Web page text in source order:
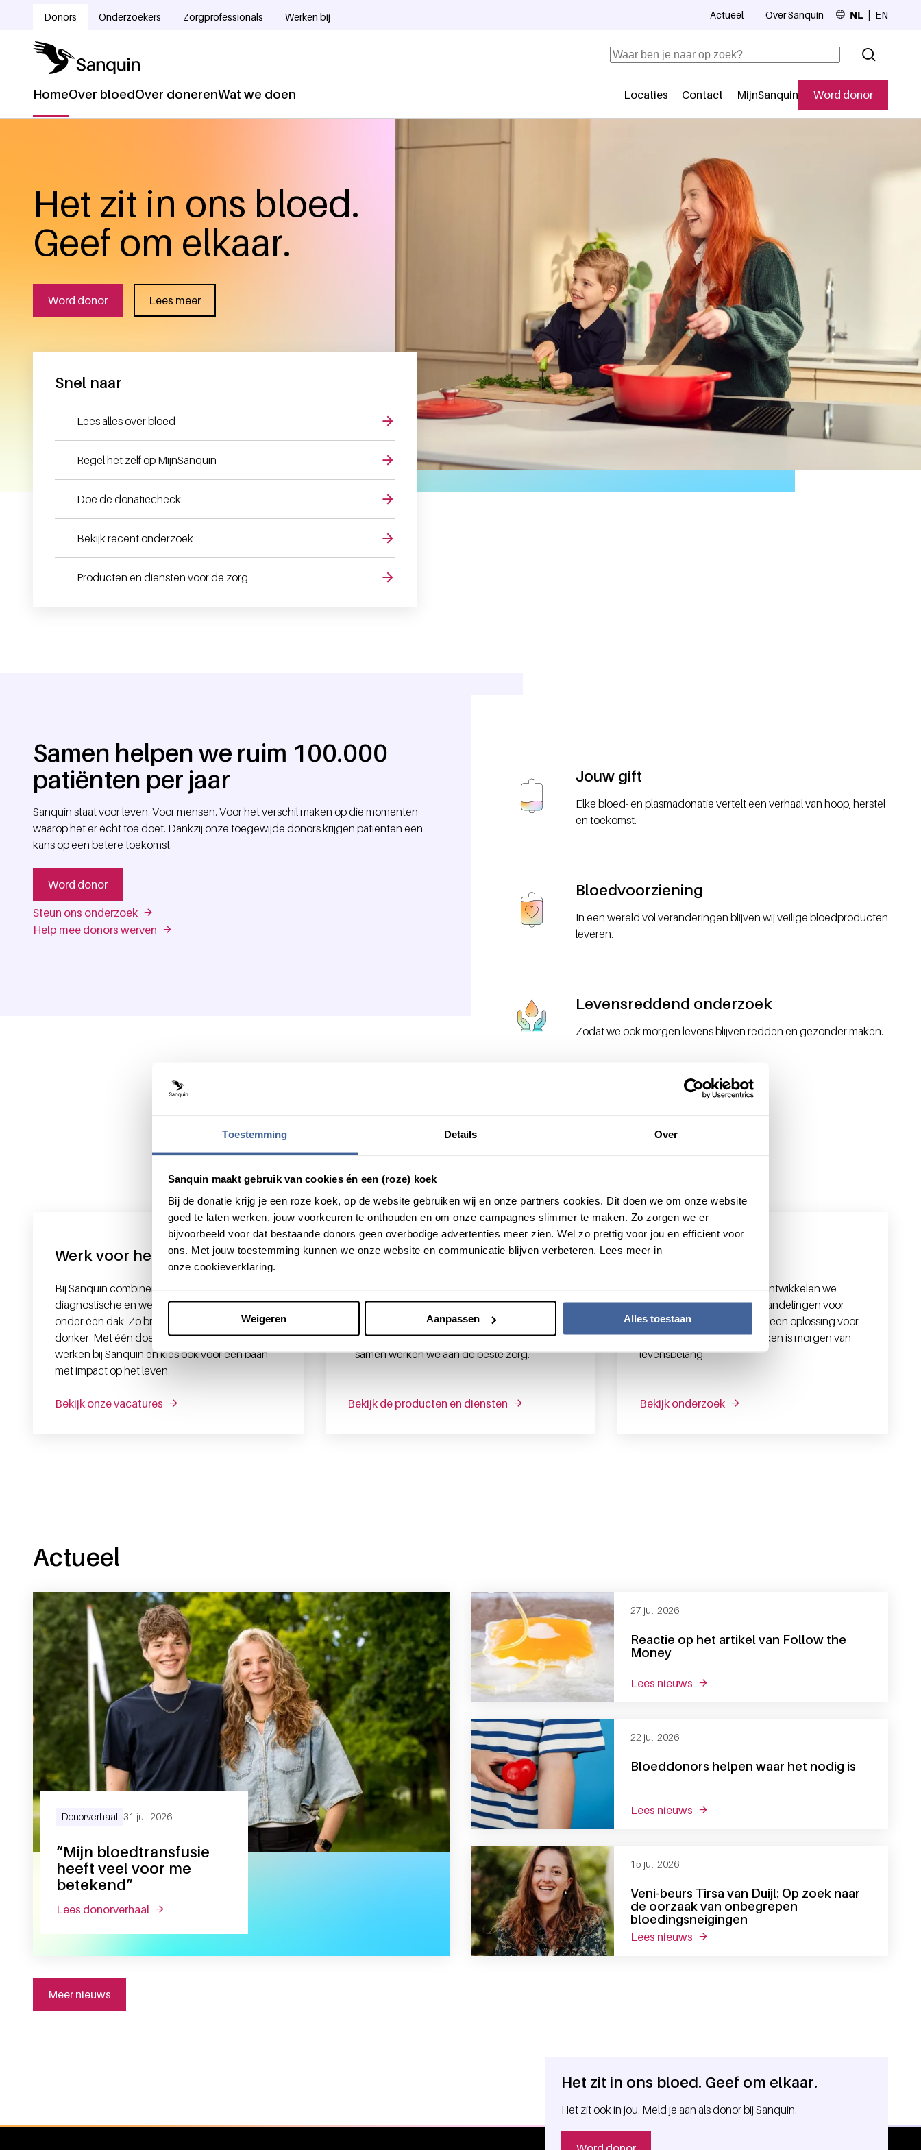
Toestemming Details Over
Sanquin maakt gebruik van cookies én een (roze) koek
Bij de donatie krijg je een roze koek, op de website gebruiken wij en onze partners cookies. Dit doen we om onze website
goed te laten werken, jouw voorkeuren te onthouden en om onze campagnes slimmer te maken. Zo zorgen we er
bijvoorbeeld voor dat bestaande donors geen overbodige advertenties meer zien. Wel zo prettig voor jou en efficiënt voor
ons. Met jouw toestemming kunnen we onze website en communicatie blijven verbeteren. Lees meer in
onze cookieverklaring.
Weigeren Aanpassen Alles toestaan
Donors Onderzoekers Zorgprofessionals Werken bij
Hoofdnavigatie
HomeOver bloedOver donerenWat we doen
Secundaire navigatie
Locaties Contact MijnSanquin Word donor
Actueel Over Sanquin NL EN
Zoeken
Het zit in ons bloed.
Geef om elkaar.
Word donor Lees meer
Snel naar
Lees alles over bloed
Regel het zelf op MijnSanquin
Doe de donatiecheck
Bekijk recent onderzoek
Producten en diensten voor de zorg
Samen helpen we ruim 100.000
patiënten per jaar
Sanquin staat voor leven. Voor mensen. Voor het verschil maken op die momenten
waarop het er écht toe doet. Dankzij onze toegewijde donors krijgen patiënten een
kans op een betere toekomst.
Word donor
Steun ons onderzoek
Help mee donors werven
Jouw gift
Elke bloed- en plasmadonatie vertelt een verhaal van hoop, herstel
en toekomst.
Bloedvoorziening
In een wereld vol veranderingen blijven wij veilige bloedproducten
leveren.
Levensreddend onderzoek
Zodat we ook morgen levens blijven redden en gezonder maken.
Werk voor het leven
Bij Sanquin combineren we medische,
diagnostische en wetenschappelijke expertise
onder één dak. Zo brengen we licht in het
donker. Met één doel: levens veranderen. Kom
werken bij Sanquin en kies ook voor een baan
met impact op het leven.
Bekijk onze vacatures
Voor professionals
deskundig advies en diepgaande kennis
ondersteunen we professionals in hun werk. Van
een snelle diagnose tot een effectieve therapie
– samen werken we aan de beste zorg.
Bekijk de producten en diensten
Onderzoek
Met innovatief onderzoek ontwikkelen we
nieuwe diagnostiek en behandelingen voor
bloedziektes waar nu nog geen oplossing voor
is. Wat we vandaag ontdekken is morgen van
levensbelang.
Bekijk onderzoek
Actueel
“Mijn bloedtransfusie
heeft veel voor me
betekend”
Donorverhaal 31 juli 2026
lees donorverhaal over “mijn bloedtransfusie heeft veel voor me betekend”
Reactie op het artikel van Follow the
Money
27 juli 2026
lees nieuws over reactie op het artikel van follow the
Bloeddonors helpen waar het nodig is
22 juli 2026
lees nieuws over bloeddonors helpen waar het nodig is
Veni-beurs Tirsa van Duijl: Op zoek naar
de oorzaak van onbegrepen
bloedingsneigingen
15 juli 2026
lees nieuws over veni-beurs tirsa van duijl: op zoek naar
Meer nieuws
Het zit in ons bloed. Geef om elkaar.
Het zit ook in jou. Meld je aan als donor bij Sanquin.